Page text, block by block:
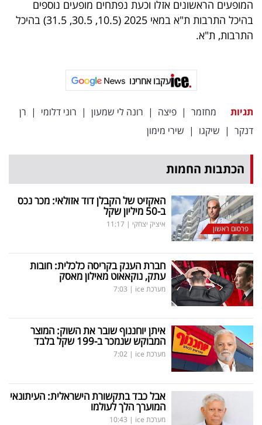
פרסמו
באייס
המופעים הראשונים אזלו וכעת נפתחים מופעים נוספים
בהיכל התרבות ת"א במאי 2025 (10.5, 30.5, 31.5) בהיכל
התרבות, ת"א.
עקבו אחרינו
תגיות מחזמר | פיצה | רונה לי שמעון | רוני דלומי | רן
דנקר | שיקגו | שירי מימון
הכתבות החמות
פרסום ראשון
האקזיט של הקבלן דוד אזולאי: מכר נכס
ב-50 מיליון שקל
איציק יצחקי |
11:17
חברת הענק בקריסה כלכלית: חובות
עתק, נוקאאוט מאילון מאסק
מערכת ice |
7:03
איתן יוחננוף שובר את השוק: המוצר
המבוקש שנמכר ב-199 שקל בלבד
מערכת ice |
7:02
אבל כבד בתקשורת הישראלית: העיתונאי
המוערך הלך לעולמו
מערכת ice |
10:43